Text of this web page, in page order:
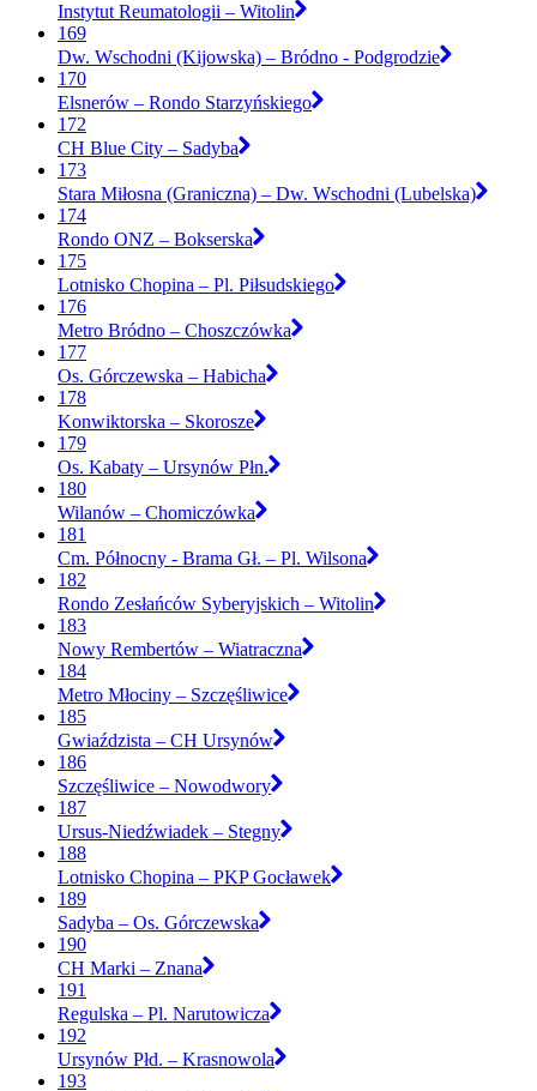
Instytut Reumatologii – Witolin
169
Dw. Wschodni (Kijowska) – Bródno - Podgrodzie
170
Elsnerów – Rondo Starzyńskiego
172
CH Blue City – Sadyba
173
Stara Miłosna (Graniczna) – Dw. Wschodni (Lubelska)
174
Rondo ONZ – Bokserska
175
Lotnisko Chopina – Pl. Piłsudskiego
176
Metro Bródno – Choszczówka
177
Os. Górczewska – Habicha
178
Konwiktorska – Skorosze
179
Os. Kabaty – Ursynów Płn.
180
Wilanów – Chomiczówka
181
Cm. Północny - Brama Gł. – Pl. Wilsona
182
Rondo Zesłańców Syberyjskich – Witolin
183
Nowy Rembertów – Wiatraczna
184
Metro Młociny – Szczęśliwice
185
Gwiaździsta – CH Ursynów
186
Szczęśliwice – Nowodwory
187
Ursus-Niedźwiadek – Stegny
188
Lotnisko Chopina – PKP Gocławek
189
Sadyba – Os. Górczewska
190
CH Marki – Znana
191
Regulska – Pl. Narutowicza
192
Ursynów Płd. – Krasnowola
193